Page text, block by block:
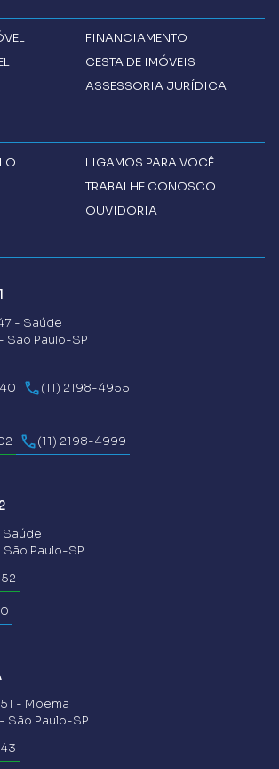
FINANCIAMENTO
CESTA DE IMÓVEIS
ASSESSORIA JURÍDICA
LIGAMOS PARA VOCÊ
TRABALHE CONOSCO
OUVIDORIA
- Saúde
Paulo-SP
(11) 2198-4955
(11) 2198-4999
Saúde
Paulo-SP
- Moema
Paulo-SP